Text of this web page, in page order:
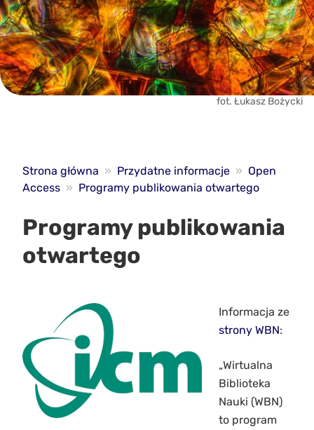
fot. Łukasz Bożycki
Strona główna » Przydatne informacje » Open
Access » Programy publikowania otwartego
Programy publikowania
otwartego
Informacja ze
strony WBN:
„Wirtualna
Biblioteka
Nauki (WBN)
to program